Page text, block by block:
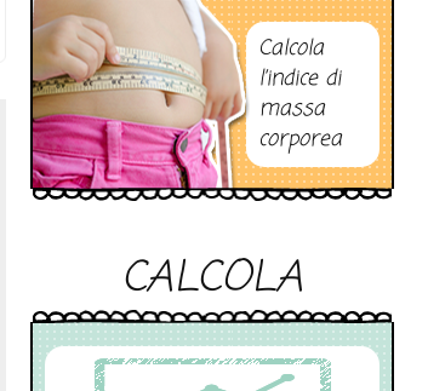
Calcola
l’indice di
massa
corporea
CALCOLA